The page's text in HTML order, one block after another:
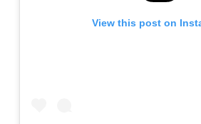
View this post on